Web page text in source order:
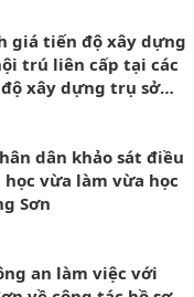
giá tiến độ xây dựng
trú liên cấp tại các
xây dựng trụ sở
dân khảo sát điều
vừa làm vừa học
Sơn
an làm việc với